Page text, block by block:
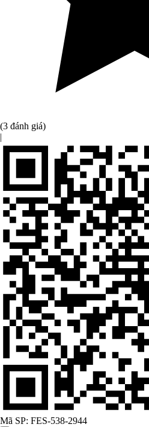
(3 đánh giá)
|
Mã SP: FES-538-2944